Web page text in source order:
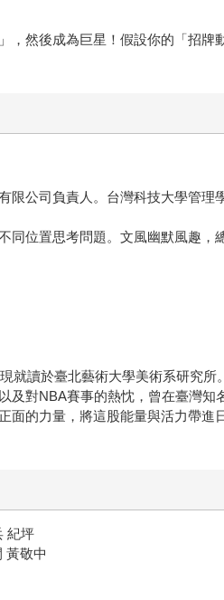
，然後成為巨星！假設你的「招
限公司負責人。台灣科技大學管理
同位置思考問題。文風幽默風趣
就讀於臺北藝術大學美術系研究
及對NBA賽事的熱忱，曾在臺灣
面的力量，將這股能量與活力帶進
紀坪
黃敬中